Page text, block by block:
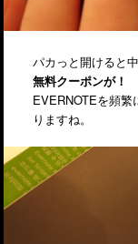
パカっと開けると
無料クーポンが！
EVERNOTEを頻
りますね。